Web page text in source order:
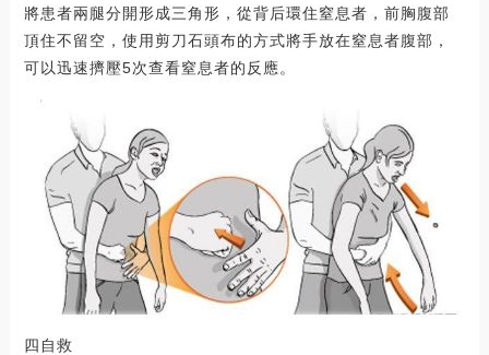
將患者兩腿分開形成三角形，從背后環住窒息者，前胸腹部
頂住不留空，使用剪刀石頭布的方式將手放在窒息者腹部，
可以迅速擠壓5次查看窒息者的反應。
四自救